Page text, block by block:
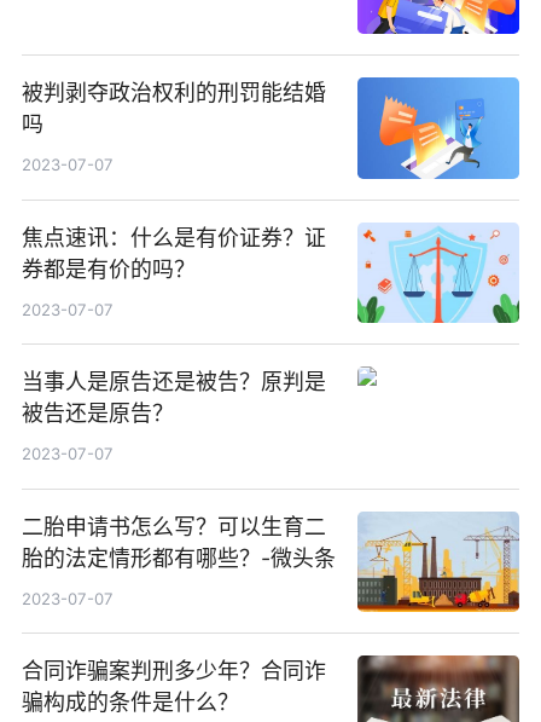
被判剥夺政治权利的刑罚能结婚
吗
2023-07-07
焦点速讯：什么是有价证券？证
券都是有价的吗？
2023-07-07
当事人是原告还是被告？原判是
被告还是原告？
2023-07-07
二胎申请书怎么写？可以生育二
胎的法定情形都有哪些？-微头条
2023-07-07
合同诈骗案判刑多少年？合同诈
骗构成的条件是什么？